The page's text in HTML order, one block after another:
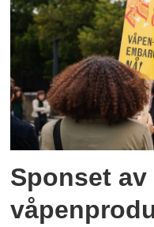
Sponset av